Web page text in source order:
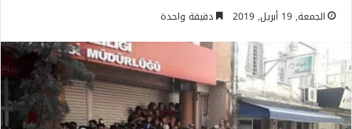
الجمعة, 19 أبريل, 2019 دقيقة واحدة